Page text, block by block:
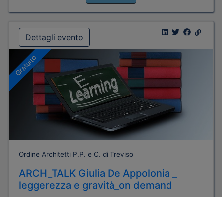
Dettagli evento
Gratuito
Ordine Architetti P.P. e C. di Treviso
ARCH_TALK Giulia De Appolonia _
leggerezza e gravità_on demand